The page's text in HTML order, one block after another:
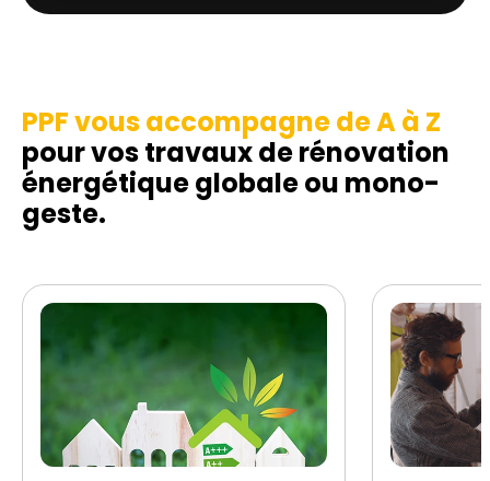
PPF vous accompagne de A à Z
pour vos travaux de rénovation
énergétique globale ou mono-
geste.